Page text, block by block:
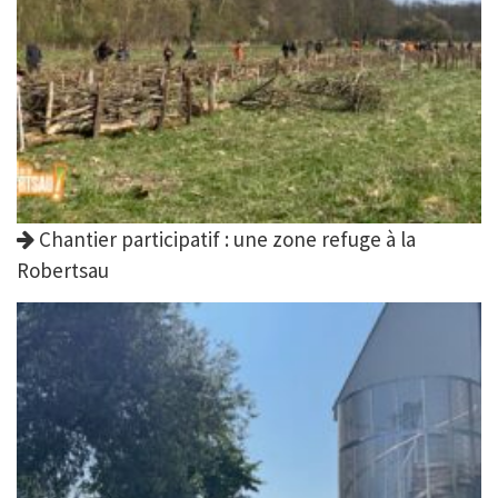
Chantier participatif : une zone refuge à la
Robertsau